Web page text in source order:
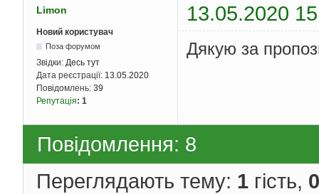
Limon 13.05.2020
Новий користувач
Поза форумом
Звідки: Десь тут
Дата реєстрації: 13.05.2020
Повідомлень: 39
Репутація: 1
Дякую за
Повідомлення: 8
Переглядають тему: 1 гість, 0